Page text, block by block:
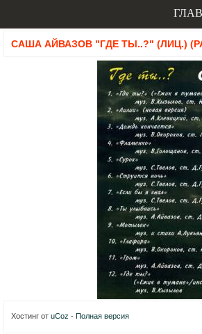
САША АЙВАЗОВ "ГДЕ ТЫ..?" (ЛИЦ.)
Хостинг от uCoz - Полная версия